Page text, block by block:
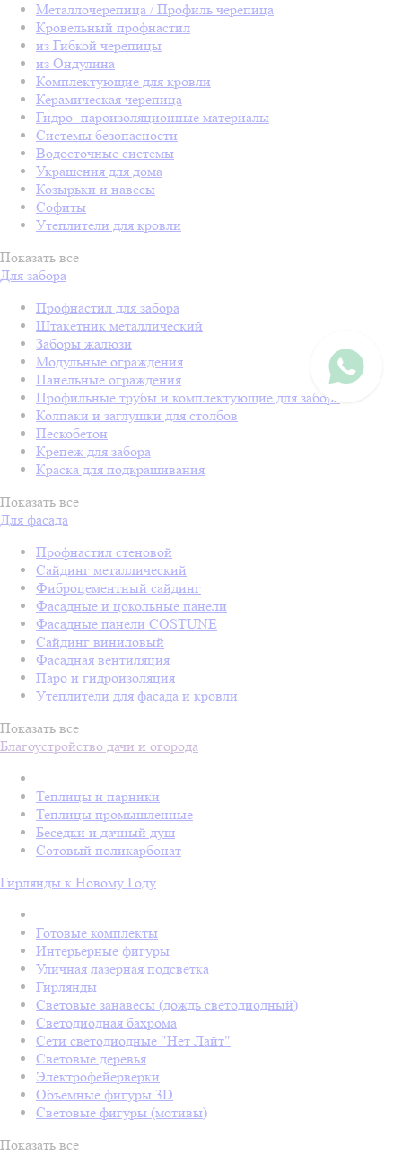
Металлочерепица / Профиль черепица
Кровельный профнастил
из Гибкой черепицы
из Ондулина
Комплектующие для кровли
Керамическая черепица
Гидро- пароизоляционные материалы
Системы безопасности
Водосточные системы
Украшения для дома
Козырьки и навесы
Софиты
Утеплители для кровли
Показать все
Для забора
Профнастил для забора
Штакетник металлический
Заборы жалюзи
Модульные ограждения
Панельные ограждения
Профильные трубы и комплектующие для забора
Колпаки и заглушки для столбов
Пескобетон
Крепеж для забора
Краска для подкрашивания
Показать все
Для фасада
Профнастил стеновой
Сайдинг металлический
Фиброцементный сайдинг
Фасадные и цокольные панели
Фасадные панели COSTUNE
Сайдинг виниловый
Фасадная вентиляция
Паро и гидроизоляция
Утеплители для фасада и кровли
Показать все
Благоустройство дачи и огорода
Теплицы и парники
Теплицы промышленные
Беседки и дачный душ
Сотовый поликарбонат
Гирлянды к Новому Году
Готовые комплекты
Интерьерные фигуры
Уличная лазерная подсветка
Гирлянды
Световые занавесы (дождь светодиодный)
Светодиодная бахрома
Сети светодиодные "Нет Лайт"
Световые деревья
Электрофейерверки
Объемные фигуры 3D
Световые фигуры (мотивы)
Показать все